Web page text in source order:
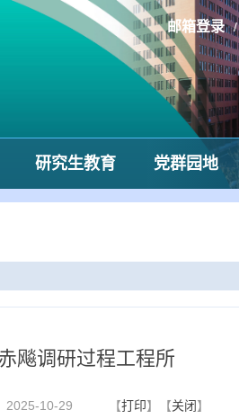
邮箱登录 /
研究生教育 党群园地
飚调研过程工程所
2025-10-29 【打印】【关闭】